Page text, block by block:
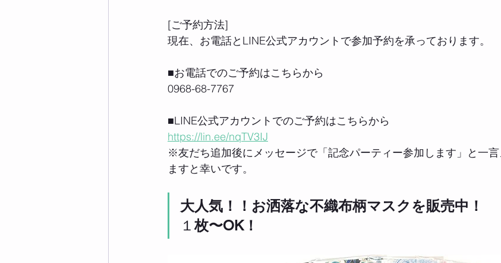
[ご予約方法]
現在、お電話とLINE公式アカウントで参加予約を承っております。
■お電話でのご予約はこちらから
0968-68-7767
■LINE公式アカウントでのご予約はこちらから
https://lin.ee/nqTV3IJ
※友だち追加後にメッセージで「記念パーティー参加します」と一
ますと幸いです。
大人気！！お洒落な不織布柄マスクを販売中！
１枚〜OK！